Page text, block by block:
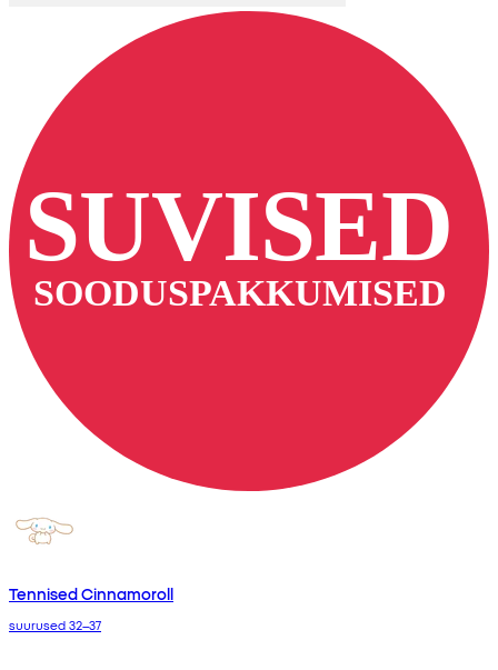
Tennised Cinnamoroll
suurused 32–37